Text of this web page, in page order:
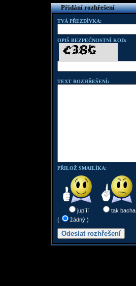
Přidání rozhřešení
TVÁ PŘEZDÍVKA:
OPIŠ BEZPEČNOSTNÍ KOD:
TEXT ROZHŘEŠENÍ:
PŘILOŽ SMAILÍKA:
jupííí tak bacha
(
žádný )